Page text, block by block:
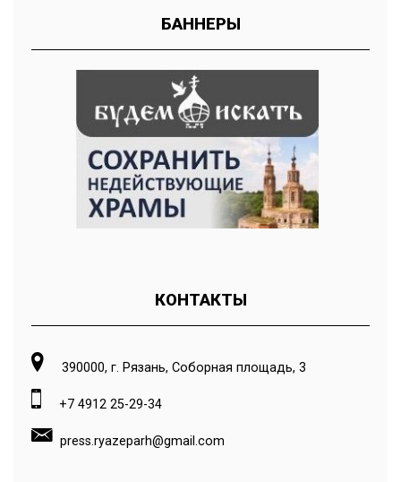
БАННЕРЫ
КОНТАКТЫ
390000, г. Рязань, Соборная площадь, 3
+7 4912 25-29-34
press.ryazeparh@gmail.com